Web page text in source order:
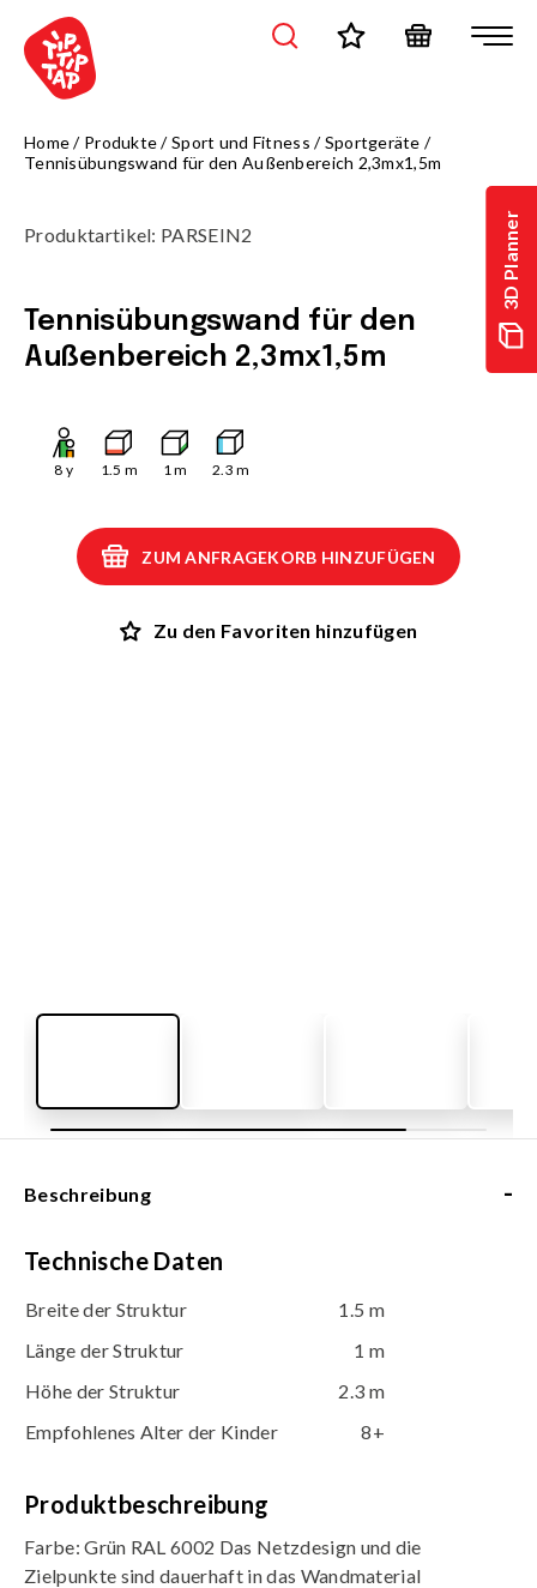
3D Planner
Home/ Produkte/Sport und Fitness /Sportgeräte /
Tennisübungswand für den Außenbereich 2,3mx1,5m
Produktartikel: PARSEIN2
Tennisübungswand für den
Außenbereich 2,3mx1,5m
8 y 1.5 m 1m 2.3 m
ZUM ANFRAGEKORB HINZUFÜGEN
Zu den Favoriten hinzufügen
Beschreibung -
Technische Daten
Breite der Struktur
1.5 m
Länge der Struktur
1 m
Höhe der Struktur
2.3 m
Empfohlenes Alter der Kinder
8+
Produktbeschreibung
Farbe: Grün RAL 6002 Das Netzdesign und die
Zielpunkte sind dauerhaft in das Wandmaterial